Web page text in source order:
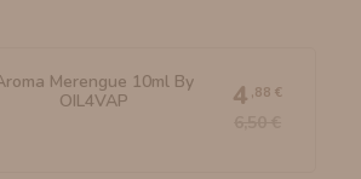
Merengue 10ml By
OIL4VAP
4 ,88 €